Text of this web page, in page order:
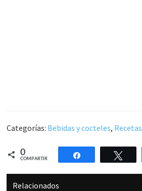
Categorías: Bebidas y cocteles, Recetas
0
COMPARTIR
Compartir
Relacionados